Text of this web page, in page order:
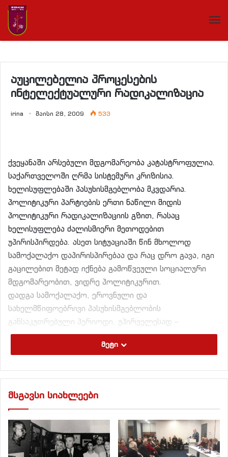
აუცილებელია პროცესების
ინტელექტუალური რადიკალიზაცია
irina მაისი 28, 2009 533
ქვეყანაში არსებული მდგომარეობა კატასტროფულია.
საქართველოში ღრმა სისტემური კრიზისია.
ხელისუფლებაში პასუხისმგებლობა მკვდარია.
პოლიტიკური პარტიების ერთი ნაწილი მიდის
პოლიტიკური რადიკალიზაციის გზით, რასაც
ხელისუფლება ძალისმიერი მეთოდებით
უპირისპირდება. ასეთ სიტუაციაში წინ მხოლოდ
სამოქალაქო დაპირისპირებაა და რაც დრო გავა, იგი
გაცილებით მეტად იქნება გამოწვეული სოციალური
მდგომარეობით, ვიდრე პოლიტიკურით.
დადგა სამოქალაქო, ეროვნული და
სახელმწიფოებრივი პასუხისმგებლობის
განსაკუთრებული პერიოდი, უპირველესად –
ხელისუფლებისათვის, პოლიტიკური ძალებისა და
ხალხის უდიდეს ნაწილში გაცნობიერებულია
გარდუვალობაც, მაგრამ არ არის იმის იმედი, რომ
ამით მგომარეობა განიმუხტება. ამ უიმედობას ვერ
აქარწყლებს პოლიტიკოსთა და, საერთოდ, მიმდინარე
პოლიტიკურ დაპირისპირებაში ჩართულ საზოგადო
მოღვაწეთა ზეპირი და ზოგადი განცხადებები იმის
მეტი
მსგავსი სიახლეები